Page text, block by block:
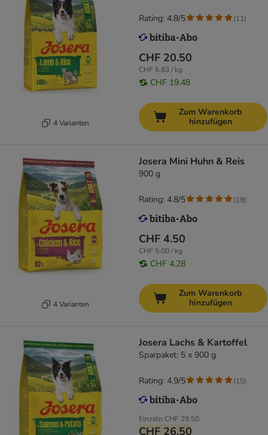
4 Varianten
CHF 20.50
CHF 6.83 / kg
CHF 19.48
Rating: 4.8/5 (11)
Zum Warenkorb
hinzufügen
4 Varianten
Josera Mini Huhn & Reis
900 g
CHF 4.50
CHF 5.00 / kg
CHF 4.28
Rating: 4.8/5 (19)
Zum Warenkorb
hinzufügen
Josera Lachs & Kartoffel
Sparpaket: 5 x 900 g
Einzeln CHF 29.50
CHF 26.50
Rating: 4.9/5 (15)